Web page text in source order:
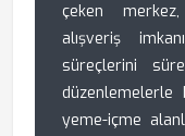
çeken
alışveriş
süreçlerini
yeme-içme